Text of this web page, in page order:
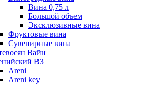
Вина 0,75 л
Большой объем
Эксклюзивные вина
Фруктовые вина
Cувенирные вина
Вайн
ВЗ
Areni
Areni key